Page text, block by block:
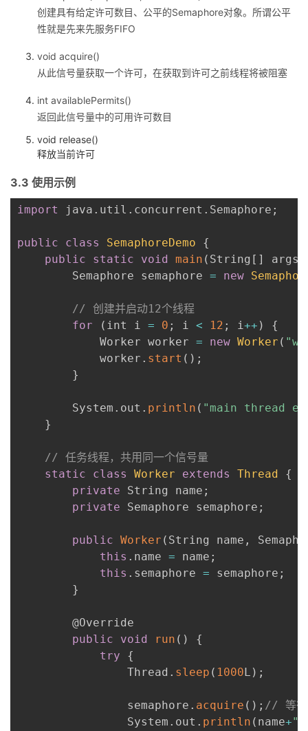
创建具有给定许可数目、公平的Semaphore对象。所谓公平
性就是先来先服务FIFO
void acquire()
从此信号量获取一个许可，在获取到许可之前线程将被阻塞
int availablePermits()
返回此信号量中的可用许可数目
void release()
释放当前许可
3.3 使用示例
import java . util . concurrent . Semaphore ;
public class SemaphoreDemo
{
public
static void main ( String [ ] args
        Semaphore semaphore
= new
// 创建并启动12个线程
for
( int i = 0 ; i < 12 ; i++ )
{
            Worker worker
= new Worker (
            worker
. start ( ) ;
}
        System
. out . println ( "main thread
}
// 任务线程，共用同一个信号量
static
class Worker extends Thread
{
private String name ;
private Semaphore semaphore ;
public Worker ( String name ,
this . name = name ;
this . semaphore = semaphore ;
}
        @Override
public
void run ( )
{
try
{
                Thread
. sleep ( 1000L ) ;
                semaphore
. acquire ( ) ; // 等待
                System
. out . println ( name+"